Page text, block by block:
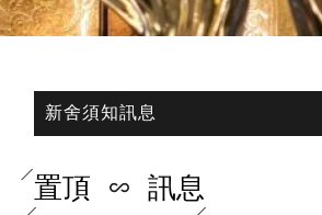
新舍須知訊息
置頂 訊息